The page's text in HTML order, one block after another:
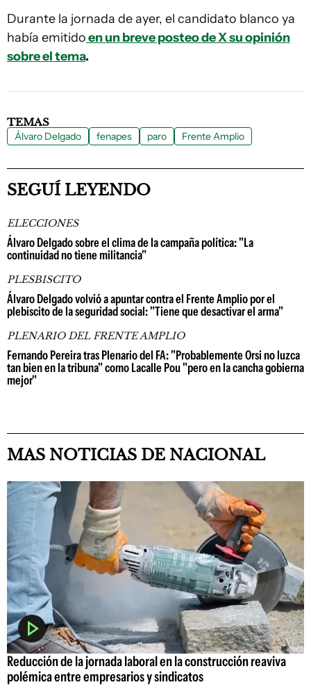
Durante la jornada de ayer, el candidato blanco ya
había emitidoen un breve posteo de X su opinión
sobre el tema.
TEMAS
Álvaro Delgado fenapes paro Frente Amplio
SEGUÍ LEYENDO
ELECCIONES
Álvaro Delgado sobre el clima de la campaña política: "La
continuidad no tiene militancia"
PLESBISCITO
Álvaro Delgado volvió a apuntar contra el Frente Amplio por el
plebiscito de la seguridad social: "Tiene que desactivar el arma"
PLENARIO DEL FRENTE AMPLIO
Fernando Pereira tras Plenario del FA: "Probablemente Orsi no luzca
tan bien en la tribuna" como Lacalle Pou "pero en la cancha gobierna
mejor"
MAS NOTICIAS DE NACIONAL
Reducción de la jornada laboral en la construcción reaviva
polémica entre empresarios y sindicatos